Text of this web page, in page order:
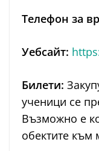
Телефон за
Уебсайт:
Билети:
ученици се
Възможно е
обектите към